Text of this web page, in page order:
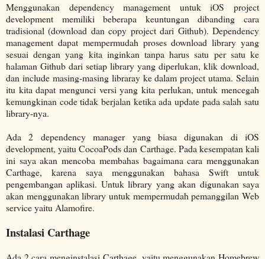
Menggunakan dependency management untuk iOS project
development memiliki beberapa keuntungan dibanding cara
tradisional (download dan copy project dari Github). Dependency
management dapat mempermudah proses download library yang
sesuai dengan yang kita inginkan tanpa harus satu per satu ke
halaman Github dari setiap library yang diperlukan, klik download,
dan include masing-masing libraray ke dalam project utama. Selain
itu kita dapat mengunci versi yang kita perlukan, untuk mencegah
kemungkinan code tidak berjalan ketika ada update pada salah satu
library-nya.
Ada 2 dependency manager yang biasa digunakan di iOS
development, yaitu CocoaPods dan Carthage. Pada kesempatan kali
ini saya akan mencoba membahas bagaimana cara menggunakan
Carthage, karena saya menggunakan bahasa Swift untuk
pengembangan aplikasi. Untuk library yang akan digunakan saya
akan menggunakan library untuk mempermudah pemanggilan Web
service yaitu Alamofire.
Instalasi Carthage